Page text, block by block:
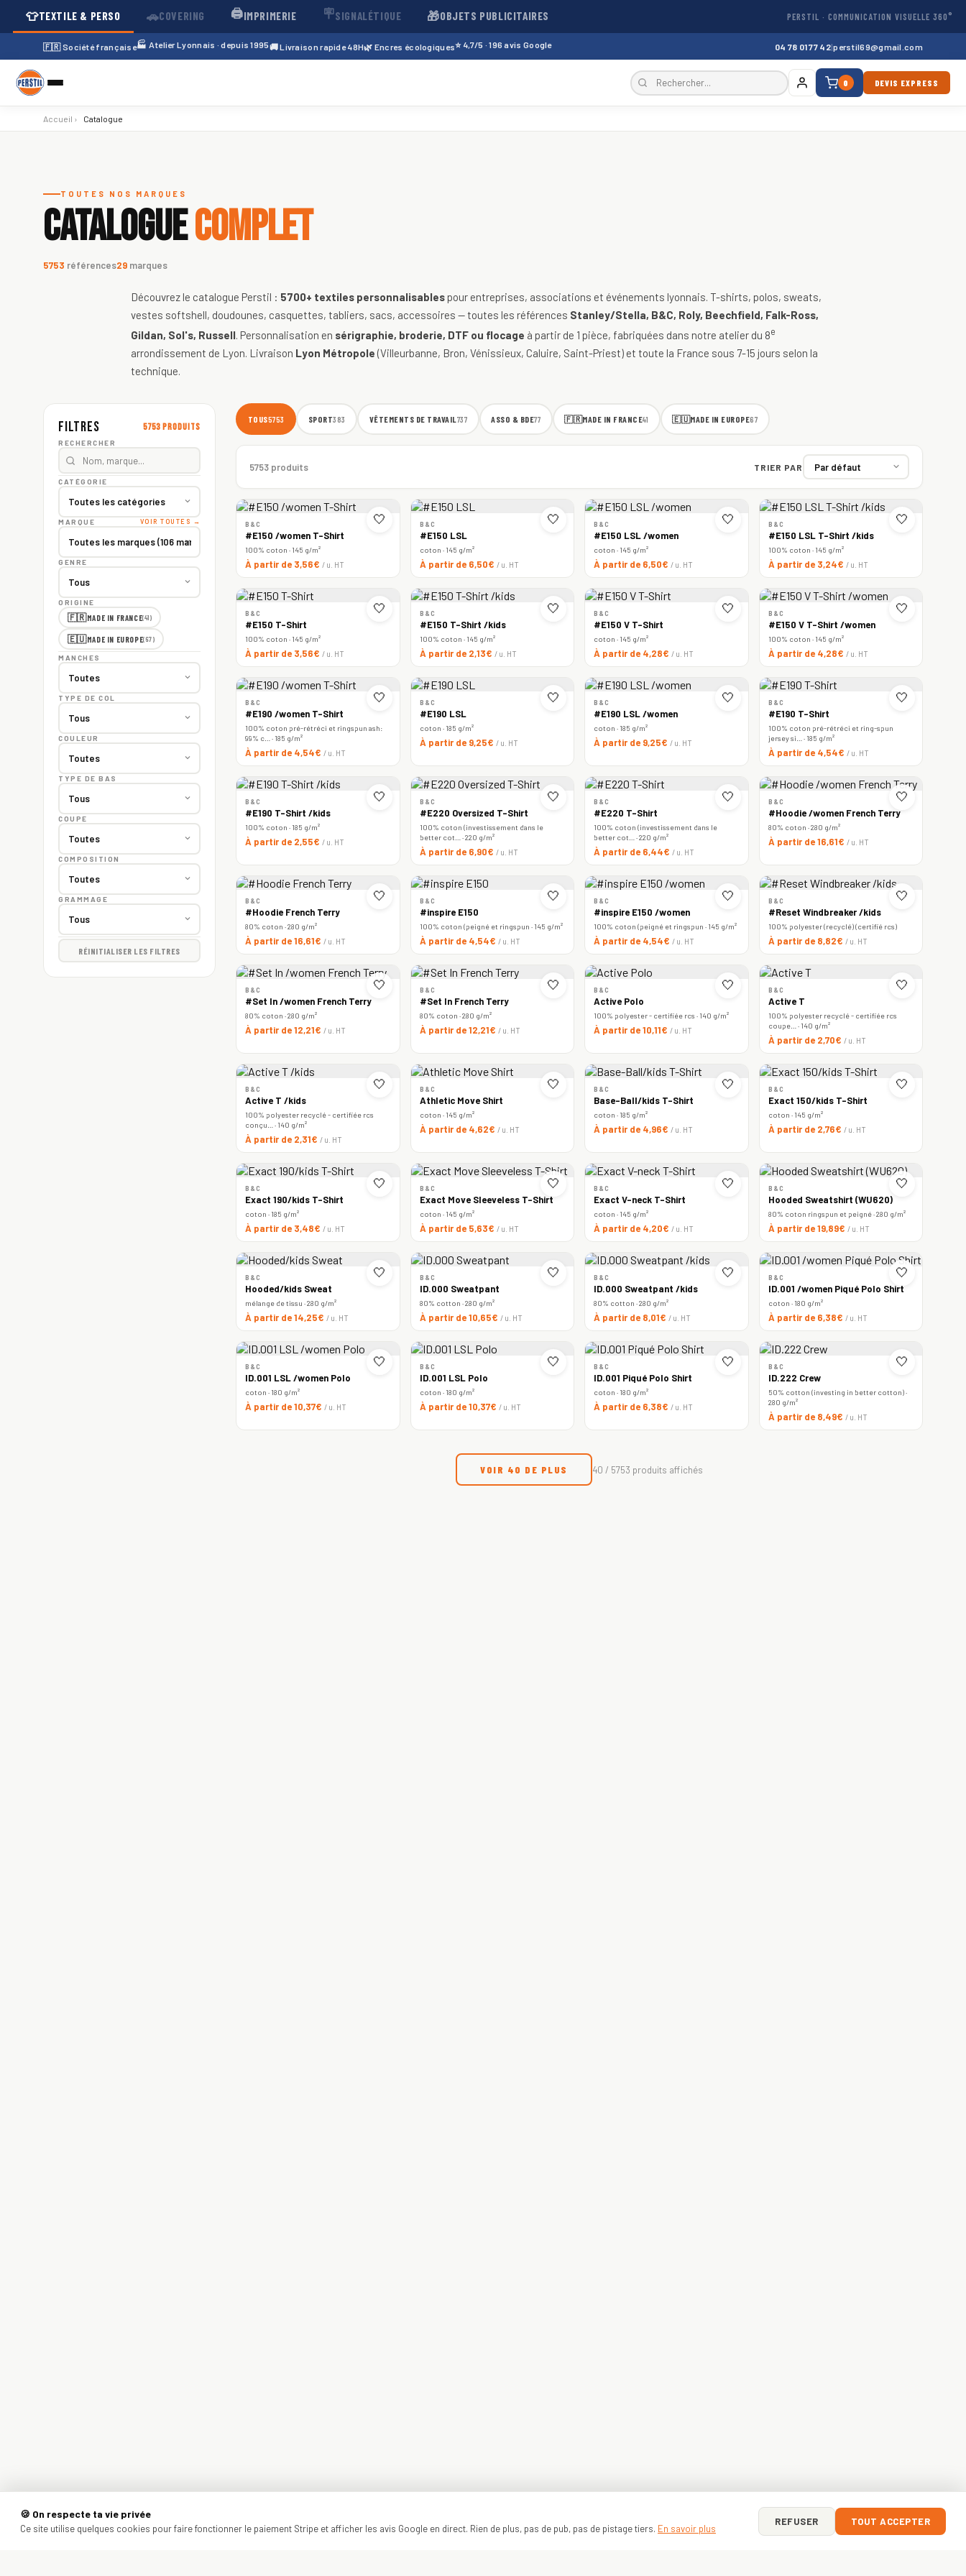
👕TEXTILE & PERSO 🚗COVERING 🖨️IMPRIMERIE 🪧SIGNALÉTIQUE 🎁OBJETS PUBLICITAIRES PERSTIL · COMMUNICATION VISUELLE 360°
🇫🇷 Société française🏭 Atelier Lyonnais · depuis 1995🚚 Livraison rapide 48H🌿 Encres écologiques⭐ 4,7/5 · 196 avis Google 04 78 01 77 42|perstil69@gmail.com
0 DEVIS EXPRESS
Accueil › Catalogue
TOUTES NOS MARQUES
CATALOGUECOMPLET
5753 références29 marques
Découvrez le catalogue Perstil : 5700+ textiles personnalisables pour entreprises, associations et événements lyonnais. T-shirts, polos, sweats,
vestes softshell, doudounes, casquettes, tabliers, sacs, accessoires — toutes les références Stanley/Stella, B&C, Roly, Beechfield, Falk-Ross,
Gildan, Sol's, Russell. Personnalisation en sérigraphie, broderie, DTF ou flocage à partir de 1 pièce, fabriquées dans notre atelier du 8e
arrondissement de Lyon. Livraison Lyon Métropole (Villeurbanne, Bron, Vénissieux, Caluire, Saint-Priest) et toute la France sous 7-15 jours selon la
technique.
Filtres 5753 produits
RECHERCHER
CATÉGORIE
MARQUE VOIR TOUTES →
GENRE
ORIGINE
🇫🇷MADE IN FRANCE(41)
🇪🇺MADE IN EUROPE(67)
MANCHES
TYPE DE COL
COULEUR
TYPE DE BAS
COUPE
COMPOSITION
GRAMMAGE
RÉINITIALISER LES FILTRES
TOUS5753 SPORT383 VÊTEMENTS DE TRAVAIL737 ASSO & BDE77 🇫🇷MADE IN FRANCE41 🇪🇺MADE IN EUROPE67
5753 produits TRIER PAR
🤍
B&C
#E150 /women T-Shirt
100% coton · 145 g/m²
À partir de 3,56€ / u. HT
🤍
B&C
#E150 LSL
coton · 145 g/m²
À partir de 6,50€ / u. HT
🤍
B&C
#E150 LSL /women
coton · 145 g/m²
À partir de 6,50€ / u. HT
🤍
B&C
#E150 LSL T-Shirt /kids
100% coton · 145 g/m²
À partir de 3,24€ / u. HT
🤍
B&C
#E150 T-Shirt
100% coton · 145 g/m²
À partir de 3,56€ / u. HT
🤍
B&C
#E150 T-Shirt /kids
100% coton · 145 g/m²
À partir de 2,13€ / u. HT
🤍
B&C
#E150 V T-Shirt
coton · 145 g/m²
À partir de 4,28€ / u. HT
🤍
B&C
#E150 V T-Shirt /women
100% coton · 145 g/m²
À partir de 4,28€ / u. HT
🤍
B&C
#E190 /women T-Shirt
100% coton pré-rétréci et ringspun ash:
99% c… · 185 g/m²
À partir de 4,54€ / u. HT
🤍
B&C
#E190 LSL
coton · 185 g/m²
À partir de 9,25€ / u. HT
🤍
B&C
#E190 LSL /women
coton · 185 g/m²
À partir de 9,25€ / u. HT
🤍
B&C
#E190 T-Shirt
100% coton pré-rétréci et ring-spun
jersey si… · 185 g/m²
À partir de 4,54€ / u. HT
🤍
B&C
#E190 T-Shirt /kids
100% coton · 185 g/m²
À partir de 2,55€ / u. HT
🤍
B&C
#E220 Oversized T-Shirt
100% coton (investissement dans le
better cot… · 220 g/m²
À partir de 6,90€ / u. HT
🤍
B&C
#E220 T-Shirt
100% coton (investissement dans le
better cot… · 220 g/m²
À partir de 6,44€ / u. HT
🤍
B&C
#Hoodie /women French Terry
80% coton · 280 g/m²
À partir de 16,61€ / u. HT
🤍
B&C
#Hoodie French Terry
80% coton · 280 g/m²
À partir de 16,61€ / u. HT
🤍
B&C
#inspire E150
100% coton (peigné et ringspun · 145 g/m²
À partir de 4,54€ / u. HT
🤍
B&C
#inspire E150 /women
100% coton (peigné et ringspun · 145 g/m²
À partir de 4,54€ / u. HT
🤍
B&C
#Reset Windbreaker /kids
100% polyester (recyclé) (certifié rcs)
À partir de 8,82€ / u. HT
🤍
B&C
#Set In /women French Terry
80% coton · 280 g/m²
À partir de 12,21€ / u. HT
🤍
B&C
#Set In French Terry
80% coton · 280 g/m²
À partir de 12,21€ / u. HT
🤍
B&C
Active Polo
100% polyester - certifiée rcs · 140 g/m²
À partir de 10,11€ / u. HT
🤍
B&C
Active T
100% polyester recyclé - certifiée rcs
coupe… · 140 g/m²
À partir de 2,70€ / u. HT
🤍
B&C
Active T /kids
100% polyester recyclé - certifiée rcs
conçu… · 140 g/m²
À partir de 2,31€ / u. HT
🤍
B&C
Athletic Move Shirt
coton · 145 g/m²
À partir de 4,62€ / u. HT
🤍
B&C
Base-Ball/kids T-Shirt
coton · 185 g/m²
À partir de 4,96€ / u. HT
🤍
B&C
Exact 150/kids T-Shirt
coton · 145 g/m²
À partir de 2,76€ / u. HT
🤍
B&C
Exact 190/kids T-Shirt
coton · 185 g/m²
À partir de 3,48€ / u. HT
🤍
B&C
Exact Move Sleeveless T-Shirt
coton · 145 g/m²
À partir de 5,63€ / u. HT
🤍
B&C
Exact V-neck T-Shirt
coton · 145 g/m²
À partir de 4,20€ / u. HT
🤍
B&C
Hooded Sweatshirt (WU620)
80% coton ringspun et peigné · 280 g/m²
À partir de 19,89€ / u. HT
🤍
B&C
Hooded/kids Sweat
mélange de tissu · 280 g/m²
À partir de 14,25€ / u. HT
🤍
B&C
ID.000 Sweatpant
80% cotton · 280 g/m²
À partir de 10,65€ / u. HT
🤍
B&C
ID.000 Sweatpant /kids
80% cotton · 280 g/m²
À partir de 8,01€ / u. HT
🤍
B&C
ID.001 /women Piqué Polo Shirt
coton · 180 g/m²
À partir de 6,38€ / u. HT
🤍
B&C
ID.001 LSL /women Polo
coton · 180 g/m²
À partir de 10,37€ / u. HT
🤍
B&C
ID.001 LSL Polo
coton · 180 g/m²
À partir de 10,37€ / u. HT
🤍
B&C
ID.001 Piqué Polo Shirt
coton · 180 g/m²
À partir de 6,38€ / u. HT
🤍
B&C
ID.222 Crew
50% cotton (investing in better cotton) ·
280 g/m²
À partir de 8,49€ / u. HT
VOIR 40 DE PLUS 40 / 5753 produits affichés
🍪 On respecte ta vie privée
Ce site utilise quelques cookies pour faire fonctionner le paiement Stripe et afficher les avis Google en direct. Rien de plus, pas de pub, pas de pistage tiers. En savoir plus
REFUSER TOUT ACCEPTER